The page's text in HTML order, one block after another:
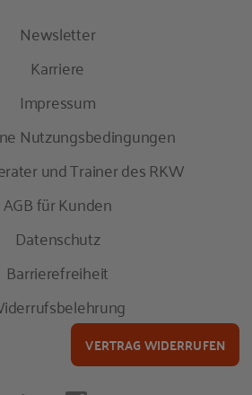
Newsletter
Karriere
Impressum
Nutzungsbedingungen
und Trainer des RKW
AGB für Kunden
Datenschutz
Barrierefreiheit
VERTRAG WIDERRUFEN